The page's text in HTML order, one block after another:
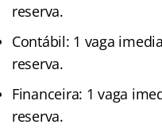
reserva.
Contábil: 1 vaga
reserva.
Financeira: 1 vaga
reserva.